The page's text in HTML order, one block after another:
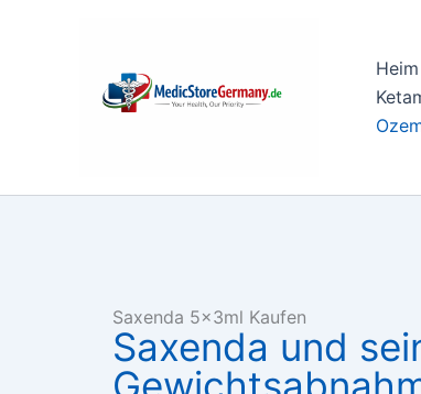
Heim
Saxenda 5x3ml Kaufen
Saxenda und